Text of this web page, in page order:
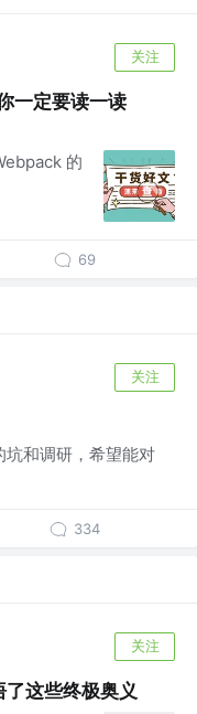
关注
一定要读一读
的
69
关注
坑和调研，希望能对
334
关注
这些终极奥义